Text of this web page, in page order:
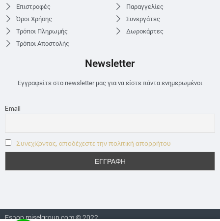
Επιστροφές
Όροι Χρήσης
Τρόποι Πληρωμής
Τρόποι Αποστολής
Παραγγελίες
Συνεργάτες
Δωροκάρτες
Newsletter
Εγγραφείτε στο newsletter μας για να είστε πάντα ενημερωμένοι
Email
Συνεχίζοντας, αποδέχεστε την πολιτική απορρήτου
Eshop.miselgroup.com © 2022